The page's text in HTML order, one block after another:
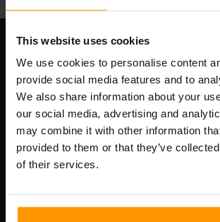
This website uses cookies
We use cookies to personalise content
provide social media features and to
We also share information about your
our social media, advertising and
may combine it with other information
provided to them or that they’ve
of their services.
Scalable Hosting Solutions OÜ
เลขที่จดทะเบียน: 14652605
เลขที่ผู้เสียภาษี: EE102133820
ที่อยู่: Harju maakond, Tallinn, Kesklinna